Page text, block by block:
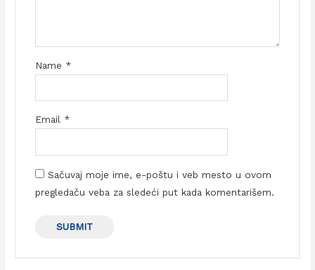
Name *
Email *
Sačuvaj moje ime, e-poštu i veb mesto u ovom
pregledaču veba za sledeći put kada komentarišem.